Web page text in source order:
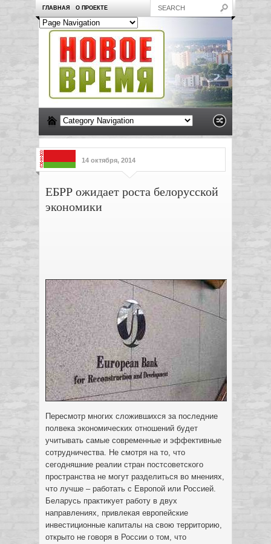
ГЛАВНАЯ О ПРОЕКТЕ
14 октября, 2014
ЕБРР ожидает роста белорусской
экономики
Пересмотр многих сложившихся за последние
полвека экономических отношений будет
учитывать самые современные и эффективные
сотрудничества. Не смотря на то, что
сегодняшние реалии стран постсоветского
пространства не могут разделиться во мнениях,
что лучше – работать с Европой или Россией.
Беларусь практикует работу в двух
направлениях, привлекая европейские
инвестиционные капиталы на свою территорию,
открыто не говоря в России о том, что